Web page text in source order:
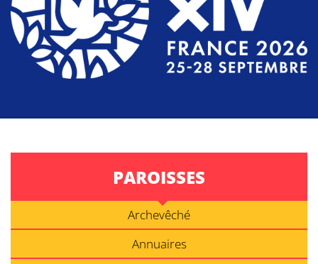
PAROISSES
Archevêché
Annuaires